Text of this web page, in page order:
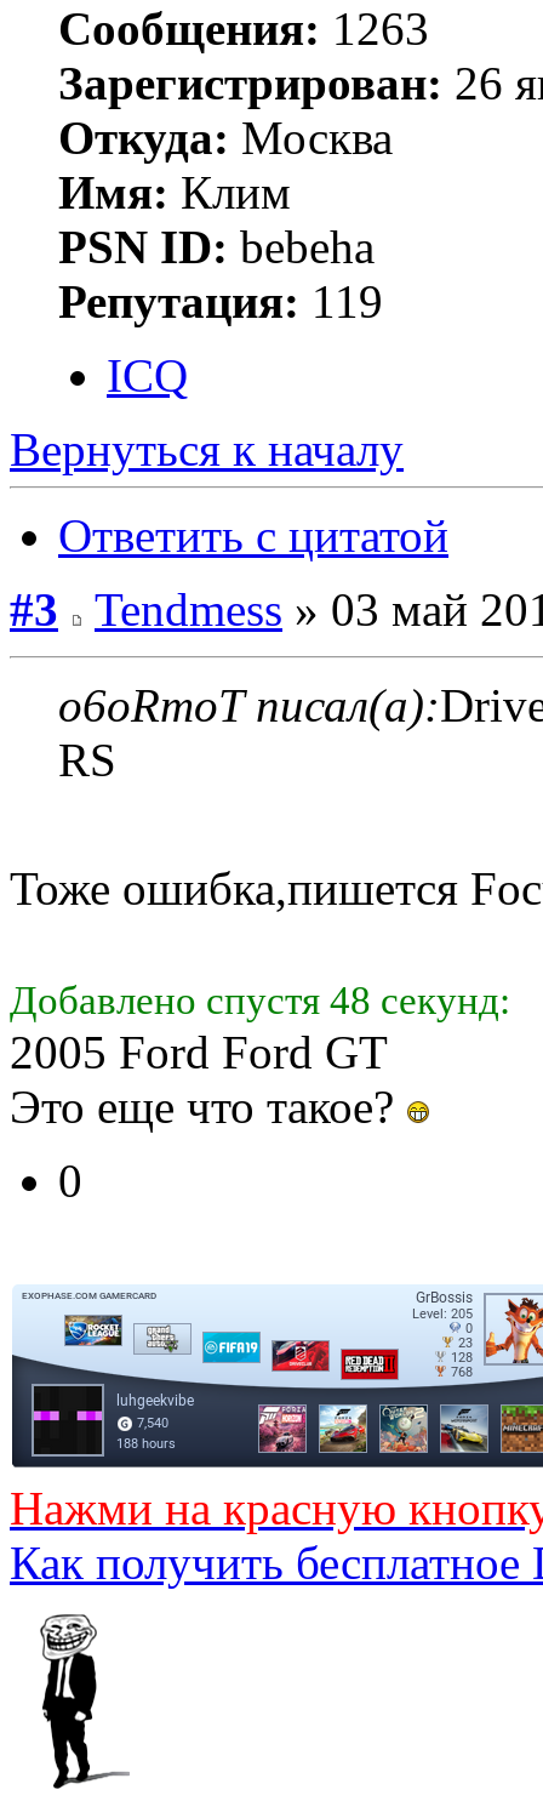
Сообщения: 1263
Зарегистрирован: 26
Откуда: Москва
Имя: Клим
PSN ID: bebeha
Репутация: 119
ICQ
Вернуться к началу
Ответить с цитатой
#3
Tendmess » 03 май
o6oRmoT писал(а):
RS
Тоже ошибка,пишется
Добавлено спустя 48 секунд:
2005 Ford Ford GT
Это еще что такое?
0
Нажми на красную
Как получить